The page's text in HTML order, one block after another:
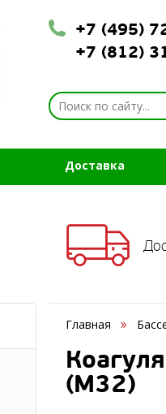
+7 (495)
+7 (812)
Доставка
Главная
(М32)